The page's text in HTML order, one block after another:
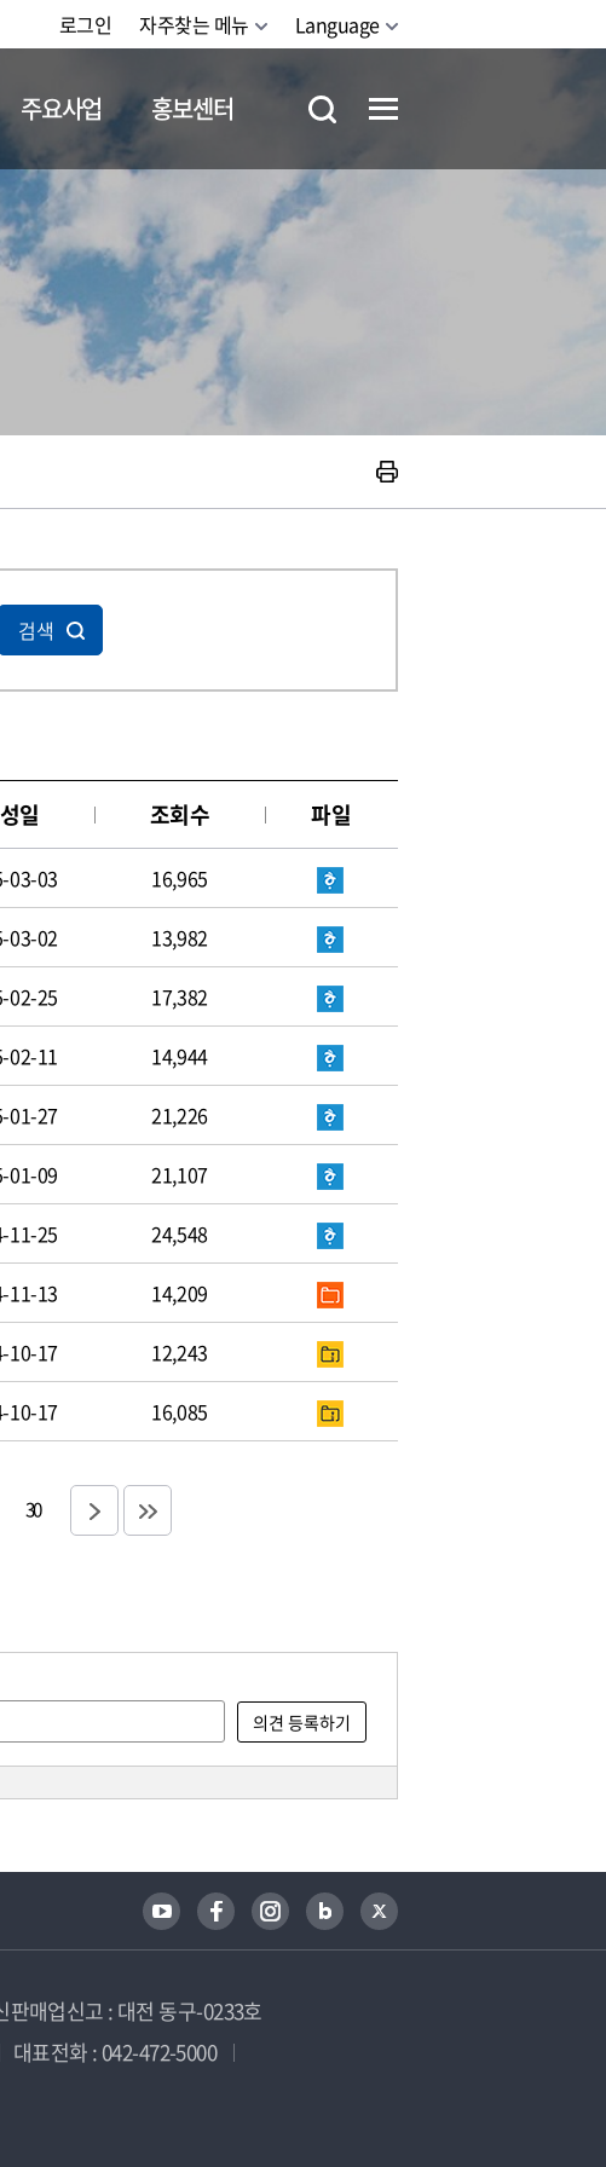
로그인 자주찾는 메뉴 Language
주요사업 홍보센터
검색
일 조회수 파일
03-03 16,965
03-02 13,982
02-25 17,382
02-11 14,944
01-27 21,226
01-09 21,107
11-25 24,548
11-13 14,209
10-17 12,243
10-17 16,085
30
판매업신고 : 대전 동구-0233호
대표전화 : 042-472-5000